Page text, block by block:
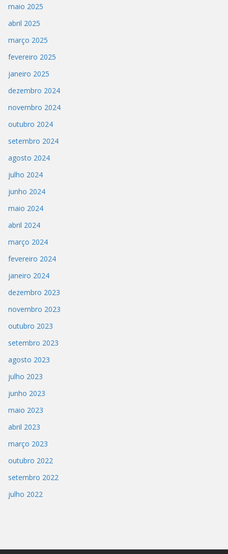
maio 2025
abril 2025
março 2025
fevereiro 2025
janeiro 2025
dezembro 2024
novembro 2024
outubro 2024
setembro 2024
agosto 2024
julho 2024
junho 2024
maio 2024
abril 2024
março 2024
fevereiro 2024
janeiro 2024
dezembro 2023
novembro 2023
outubro 2023
setembro 2023
agosto 2023
julho 2023
junho 2023
maio 2023
abril 2023
março 2023
outubro 2022
setembro 2022
julho 2022